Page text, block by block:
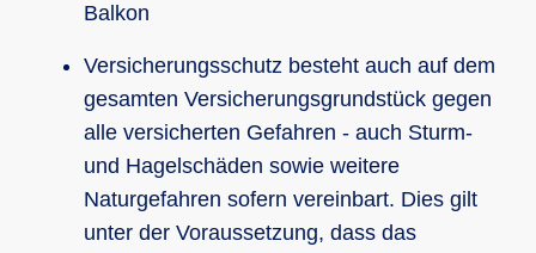
Balkon
Versicherungsschutz besteht auch auf dem
gesamten Versicherungsgrundstück gegen
alle versicherten Gefahren - auch Sturm-
und Hagelschäden sowie weitere
Naturgefahren sofern vereinbart. Dies gilt
unter der Voraussetzung, dass das